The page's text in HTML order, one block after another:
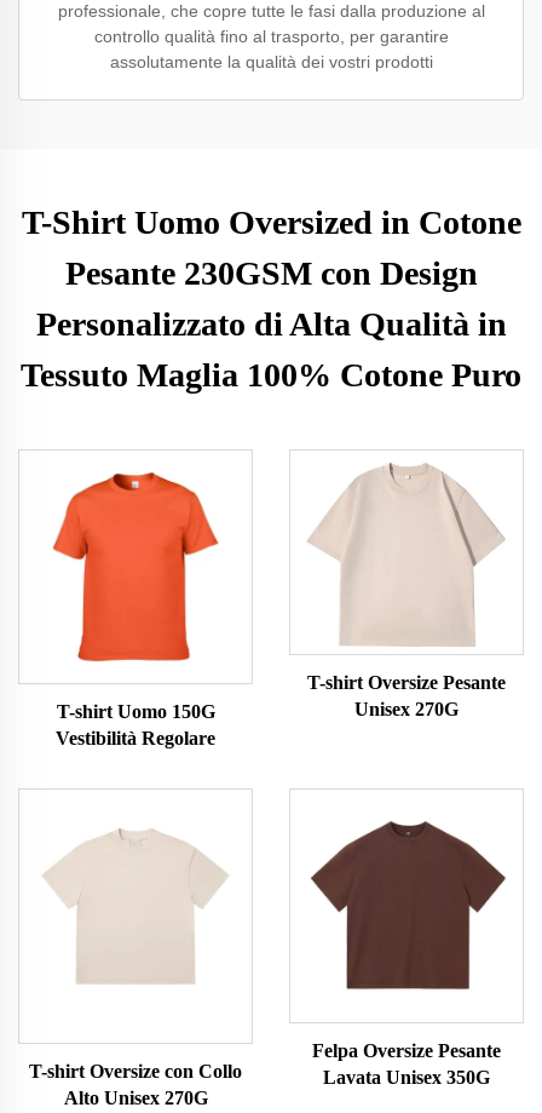
professionale, che copre tutte le fasi dalla produzione al
controllo qualità fino al trasporto, per garantire
assolutamente la qualità dei vostri prodotti
T-Shirt Uomo Oversized in Cotone
Pesante 230GSM con Design
Personalizzato di Alta Qualità in
Tessuto Maglia 100% Cotone Puro
T-shirt Uomo 150G
Vestibilità Regolare
T-shirt Oversize Pesante
Unisex 270G
T-shirt Oversize con Collo
Alto Unisex 270G
Felpa Oversize Pesante
Lavata Unisex 350G